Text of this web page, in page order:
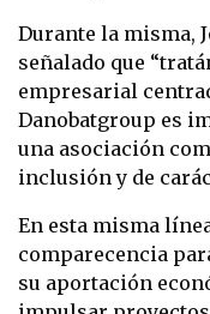
Durante la misma,
señalado que
empresarial
Danobatgroup es
una asociación
inclusión y de
En esta misma
comparecencia
su aportación